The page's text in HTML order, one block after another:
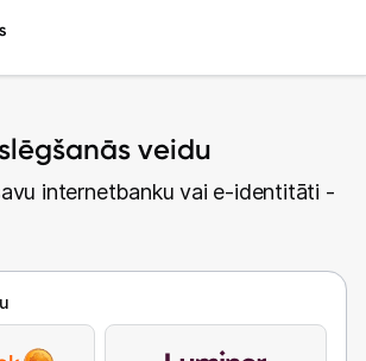
veidu
internetbanku vai e-identitāti -